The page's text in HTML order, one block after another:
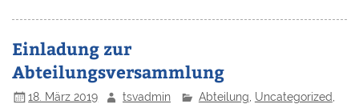
Einladung zur
Abteilungsversammlung
18. März 2019 tsvadmin Abteilung Uncategorized